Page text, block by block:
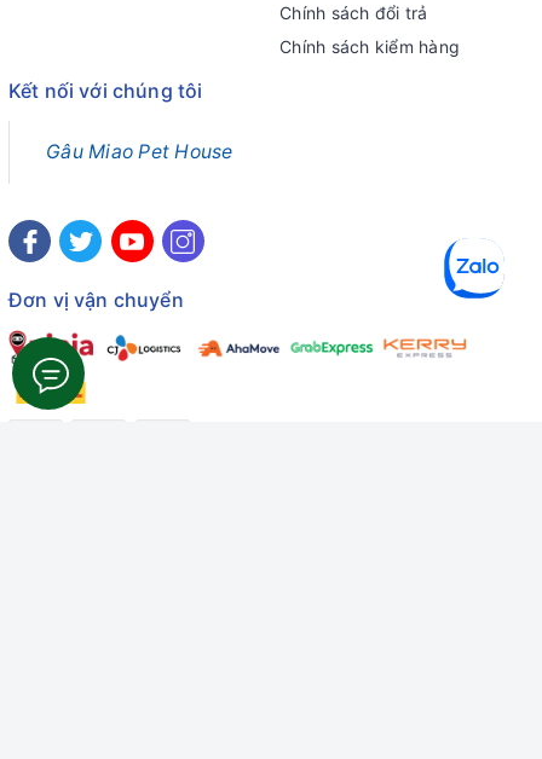
Chính sách đổi trả
Chính sách kiểm hàng
Kết nối với chúng tôi
Gâu Miao Pet House
Đơn vị vận chuyển